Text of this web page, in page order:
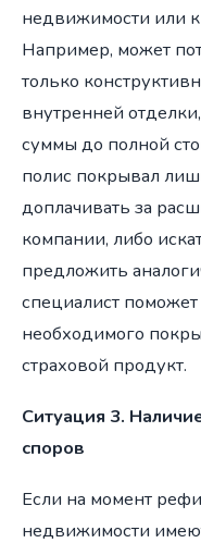
недвижимости или к
Например, может
только
внутренней
суммы до полной
полис покрывал
доплачивать за
компании, либо
предложить
специалист
необходимого
страховой продукт.
Ситуация 3.
споров
Если на момент
недвижимости